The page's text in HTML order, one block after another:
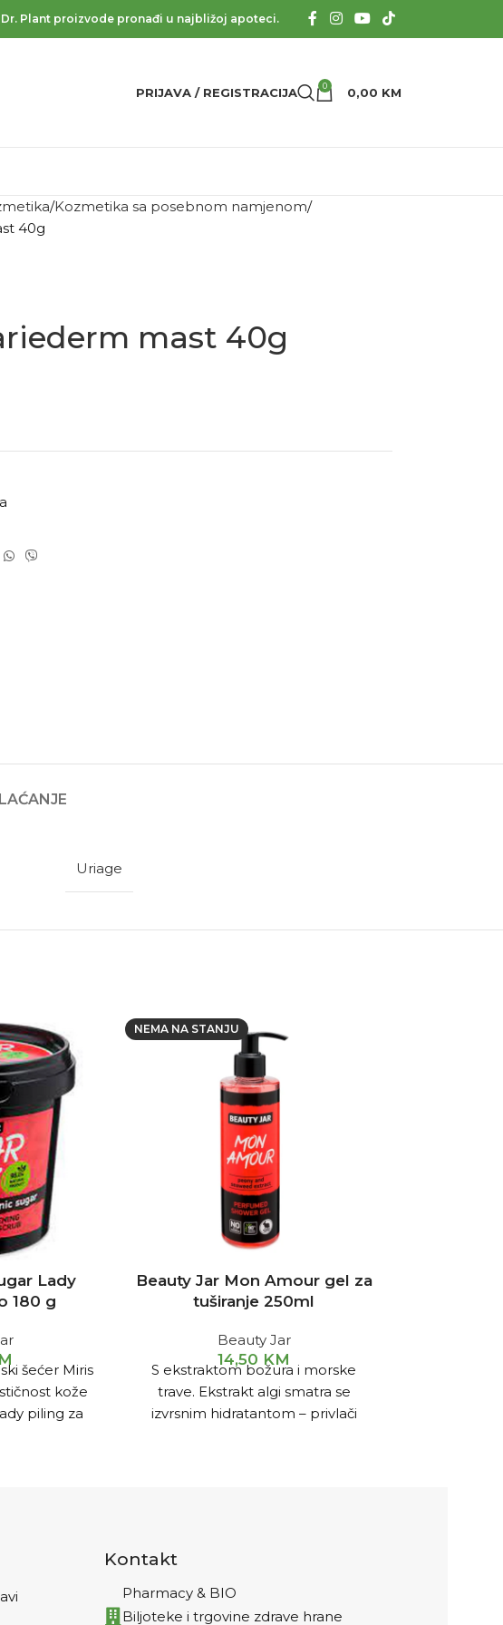
Plant proizvode pronađi u najbližoj apoteci.
PRIJAVA / REGISTRACIJA 0 0,00 KM
Kozmetika sa posebnom namjenom
40g
mast 40g
Uriage
Lady
180 g
šećer Miris
kože
piling za
NEMA NA STANJU
Beauty Jar Mon Amour gel za
tuširanje 250ml
Beauty Jar
14,50 KM
S ekstraktom božura i morske
trave. Ekstrakt algi smatra se
izvrsnim hidratantom – privlači
Kontakt
Pharmacy & BIO
Biljoteke i trgovine zdrave hrane